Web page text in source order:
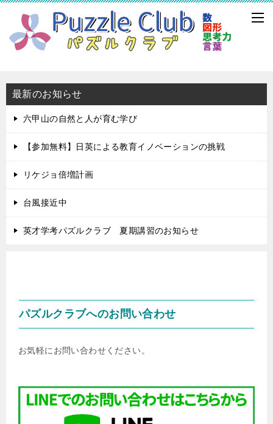
最新のお知らせ
六甲山の自然と人が育む学び
【参加無料】日英による教育イノベーションの挑戦
リケジョ倍増計画
台風接近中
英才学考パズルクラブ 夏期講習のお知らせ
パズルクラブへのお問い合わせ
お気軽にお問い合わせください。